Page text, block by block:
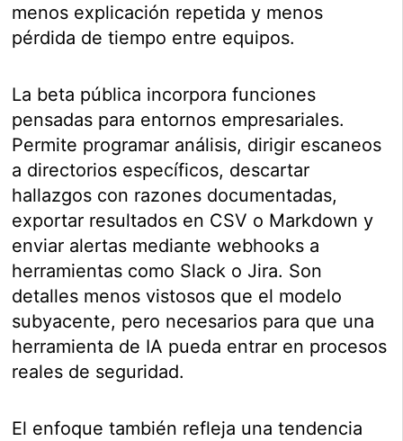
menos explicación repetida y menos
pérdida de tiempo entre equipos.
La beta pública incorpora funciones
pensadas para entornos empresariales.
Permite programar análisis, dirigir escaneos
a directorios específicos, descartar
hallazgos con razones documentadas,
exportar resultados en CSV o Markdown y
enviar alertas mediante webhooks a
herramientas como Slack o Jira. Son
detalles menos vistosos que el modelo
subyacente, pero necesarios para que una
herramienta de IA pueda entrar en procesos
reales de seguridad.
El enfoque también refleja una tendencia